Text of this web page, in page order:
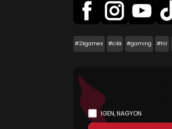
#2kgames #cikk #gaming #hír
IGEN, NAGYON